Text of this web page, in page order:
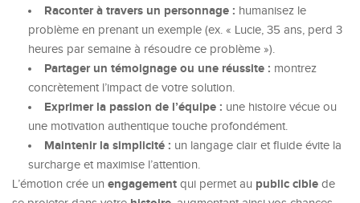
Raconter à travers un personnage : humanisez le
problème en prenant un exemple (ex. « Lucie, 35 ans, perd 3
heures par semaine à résoudre ce problème »).
Partager un témoignage ou une réussite : montrez
concrètement l’impact de votre solution.
Exprimer la passion de l’équipe : une histoire vécue ou
une motivation authentique touche profondément.
Maintenir la simplicité : un langage clair et fluide évite la
surcharge et maximise l’attention.
L’émotion crée un engagement qui permet au public cible de